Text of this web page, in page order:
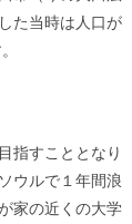
た当時は人口が
指すこととなり
ウルで１年間浪
家の近くの大学